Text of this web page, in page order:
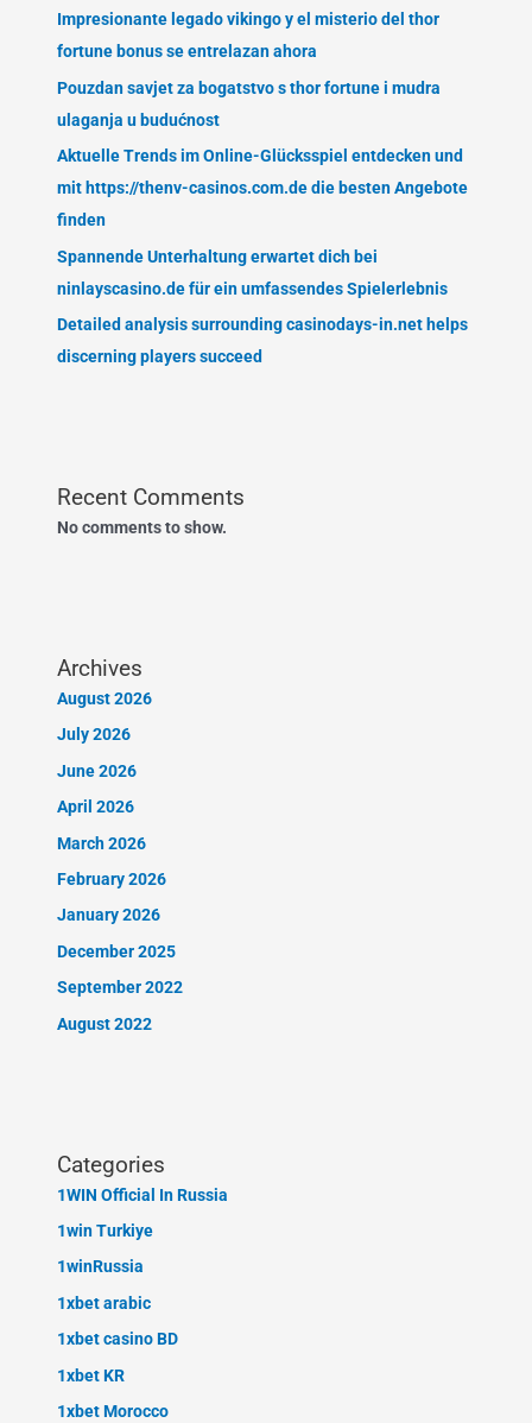
Impresionante legado vikingo y el misterio del thor
fortune bonus se entrelazan ahora
Pouzdan savjet za bogatstvo s thor fortune i mudra
ulaganja u budućnost
Aktuelle Trends im Online-Glücksspiel entdecken und
mit https://thenv-casinos.com.de die besten Angebote
finden
Spannende Unterhaltung erwartet dich bei
ninlayscasino.de für ein umfassendes Spielerlebnis
Detailed analysis surrounding casinodays-in.net helps
discerning players succeed
Recent Comments
No comments to show.
Archives
August 2026
July 2026
June 2026
April 2026
March 2026
February 2026
January 2026
December 2025
September 2022
August 2022
Categories
1WIN Official In Russia
1win Turkiye
1winRussia
1xbet arabic
1xbet casino BD
1xbet KR
1xbet Morocco